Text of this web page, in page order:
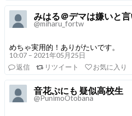
みはる＠デマは嫌いと
@miharu_fortw
めちゃ実用的！ありがたいです。
10:07 – 2021年05月25日
返信
リツイート お気に入り
音花ぷにも 疑似高校生
@PunimoOtobana